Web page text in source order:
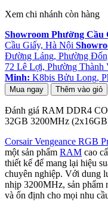
Xem chi nhánh còn hàng
Showroom Phường Cầu
Cầu Giấy, Hà Nội
Đường Láng, Phường
72 Lê Lợi, Phường Thành
Minh: K8bis Bửu Long,
Mua ngay Thêm vào giỏ
Đánh giá RAM DDR4
32GB 3200MHz
Corsair Vengeance RGB
một sản phẩm RAM cao
thiết kế để mang lại hiệu
chuyên nghiệp. Với dung
nhịp 3200MHz, sản phẩm
và ổn định cho mọi nhu